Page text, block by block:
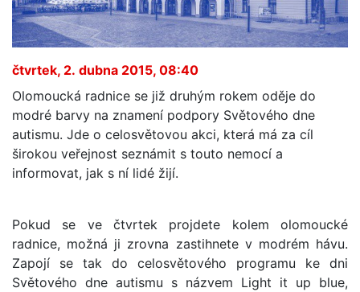
čtvrtek, 2. dubna 2015, 08:40
Olomoucká radnice se již druhým rokem oděje do
modré barvy na znamení podpory Světového dne
autismu. Jde o celosvětovou akci, která má za cíl
širokou veřejnost seznámit s touto nemocí a
informovat, jak s ní lidé žijí.
Pokud se ve čtvrtek projdete kolem olomoucké
radnice, možná ji zrovna zastihnete v modrém hávu.
Zapojí se tak do celosvětového programu ke dni
Světového dne autismu s názvem Light it up blue,